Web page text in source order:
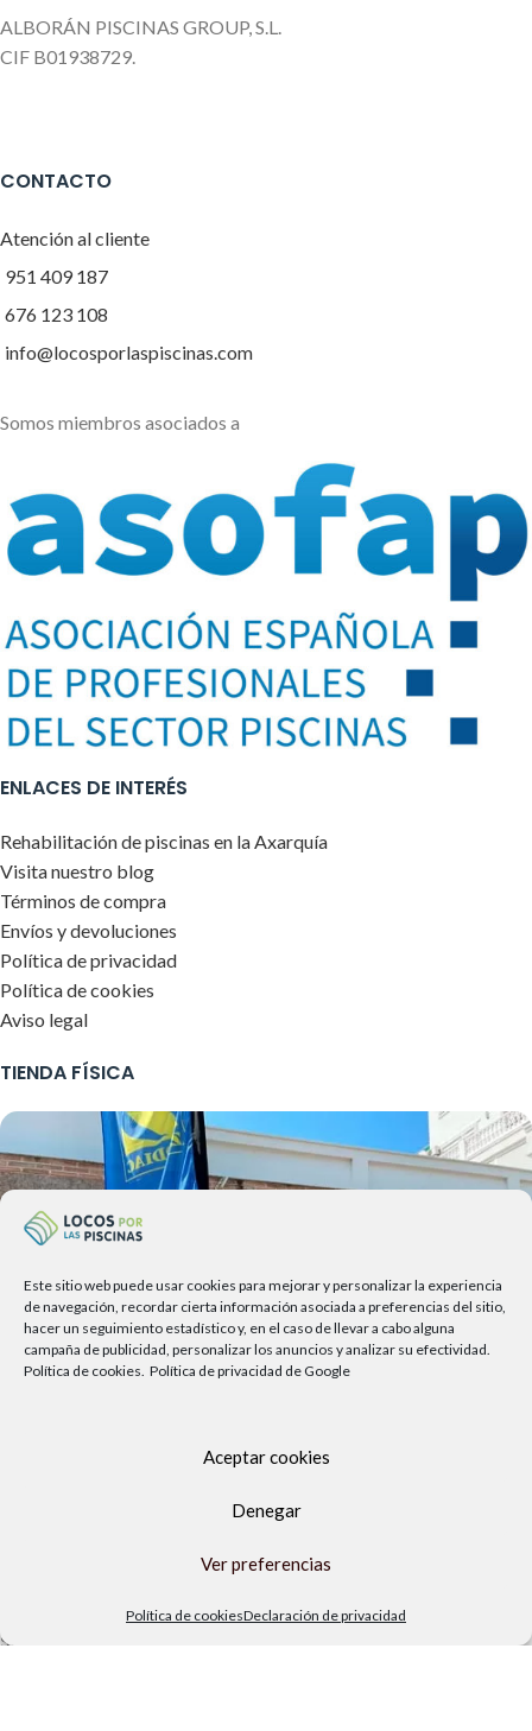
Este sitio web puede usar cookies para mejorar y personalizar la experiencia
de navegación, recordar cierta información asociada a preferencias del sitio,
hacer un seguimiento estadístico y, en el caso de llevar a cabo alguna
campaña de publicidad, personalizar los anuncios y analizar su efectividad.
Política de cookies. Política de privacidad de Google
Aceptar cookies
Denegar
Ver preferencias
Política de cookiesDeclaración de privacidad
ALBORÁN PISCINAS GROUP, S.L.
CIF B01938729.
CONTACTO
Atención al cliente
951 409 187
676 123 108
info@locosporlaspiscinas.com
Somos miembros asociados a
ENLACES DE INTERÉS
Rehabilitación de piscinas en la Axarquía
Visita nuestro blog
Términos de compra
Envíos y devoluciones
Política de privacidad
Política de cookies
Aviso legal
TIENDA FÍSICA
9.00h a 13.30h - 16.00h a 19.00h
Sábados